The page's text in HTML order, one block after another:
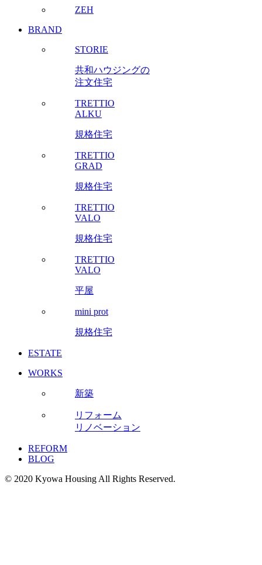
ZEH
BRAND
STORIE
共和ハウジングの
注文住宅
TRETTIO
ALKU
規格住宅
TRETTIO
GRAD
規格住宅
TRETTIO
VALO
規格住宅
TRETTIO
VALO
平屋
mini prot
規格住宅
ESTATE
WORKS
新築
リフォーム
リノベーション
REFORM
BLOG
© 2020 Kyowa Housing All Rights Reserved.